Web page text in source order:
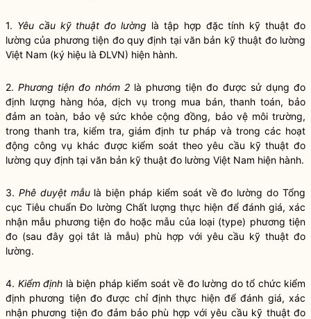
1. Yêu cầu kỹ thuật đo lường là tập hợp đặc tính kỹ thuật đo
lường của phương tiện đo quy định tại văn bản kỹ thuật đo lường
Việt Nam (ký hiệu là ĐLVN) hiện hành.
2.Phương tiện đo nhóm 2là phương tiện đo được sử dụngđo
định lượng hàng hóa, dịch vụ trong mua bán, thanh toán, bảo
đảm an toàn, bảo vệ sức khỏe cộng đồng, bảo vệ môi trường,
trong thanh tra, kiểm tra, giám định tư pháp và trong các hoạt
động công vụ khác được kiểm soát theo yêu cầu kỹ thuật đo
lường quy định tại văn bản kỹ thuật đo lường Việt Nam hiện hành.
3. Phê duyệt mẫulà biện pháp kiểm soát về đo lường do Tổng
cục Tiêu chuẩn Đo lường Chất lượng thực hiện để đánh giá, xác
nhận mẫu phương tiện đo hoặc mẫu của loại (type) phương tiện
đo (sau đây gọi tắt là mẫu) phù hợp với yêu cầu kỹ thuật đo
lường.
4. Kiểm định là biện pháp kiểm soát về đo lường do tổ chức kiểm
định phương tiện đo được chỉ định thực hiện để đánh giá, xác
nhận phương tiện đo đảm bảo phù hợp với yêu cầu kỹ thuật đo